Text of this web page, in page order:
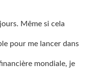
Même si cela
pour me lancer dans
mondiale, je